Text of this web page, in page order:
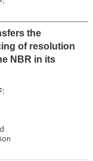
the
of resolution
NBR in its